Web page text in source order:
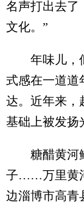
名声打出去了
文化。”
年味儿，似
式感在一道道
达。近年来，
基础上被发扬
糖醋黄河鲤
子……万里黄
边淄博市高青